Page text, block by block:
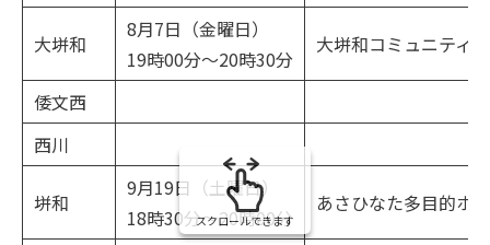
大垪和
8月7日（金曜日）
19時00分～20時30分
大垪和コミュニティ
倭文西
西川
垪和
9月19日（土曜日）
18時30分～20時00分
あさひなた多目的ホ
スクロールできます